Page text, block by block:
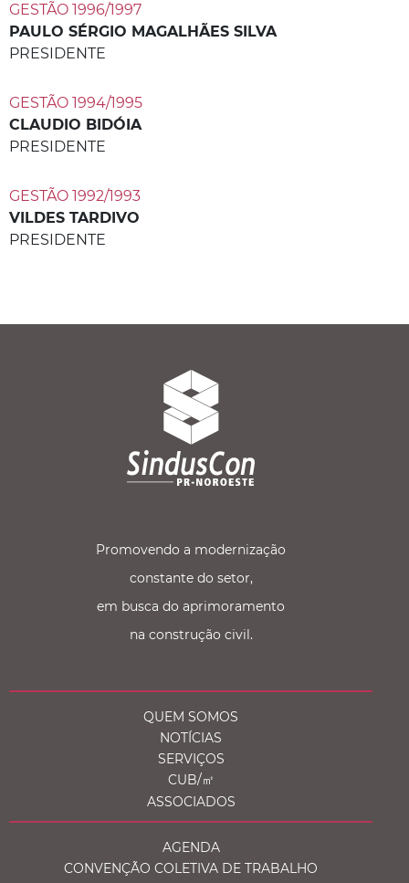
GESTÃO 1996/1997
PAULO SÉRGIO MAGALHÃES SILVA
PRESIDENTE
GESTÃO 1994/1995
CLAUDIO BIDÓIA
PRESIDENTE
GESTÃO 1992/1993
VILDES TARDIVO
PRESIDENTE
Promovendo a modernização
constante do setor,
em busca do aprimoramento
na construção civil.
QUEM SOMOS
NOTÍCIAS
SERVIÇOS
CUB/㎡
ASSOCIADOS
AGENDA
CONVENÇÃO COLETIVA DE TRABALHO